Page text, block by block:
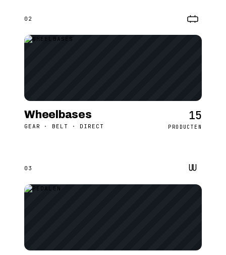
02
Wheelbases
GEAR · BELT · DIRECT
15
PRODUCTEN
03